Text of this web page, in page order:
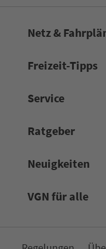
Netz &
Frei­zeit-Tipps
Service
Rat­ge­ber
Neuigkeiten
VGN für alle